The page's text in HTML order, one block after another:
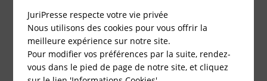
JuriPresse respecte votre vie privée
Nous utilisons des cookies pour vous offrir la
meilleure expérience sur notre site.
Pour modifier vos préférences par la suite, rendez-
vous dans le pied de page de notre site, et cliquez